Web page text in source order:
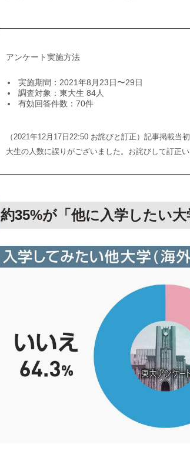
アンケート実施方法
実施期間：2021年8月23日〜29日
調査対象：東大生 84人
有効回答件数：70件
（2021年12月17日22:50 お詫びと訂正）記事掲載当
大生の人数に誤りがございました。お詫びして訂正い
約35%が「他に入学したい大